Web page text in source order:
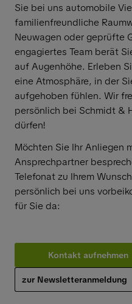
Sie bei uns automobile
familienfreundliche
Neuwagen oder geprüfte
engagiertes Team berät
auf Augenhöhe. Erleben
eine Atmosphäre, in der
aufgehoben fühlen. Wir
persönlich bei Schmidt &
dürfen!
Möchten Sie Ihr Anliegen
Ansprechpartner
Telefonat zu Ihrem
persönlich bei uns
für Sie da:
Kontakt aufnehmen
zur Newsletteranmeldung